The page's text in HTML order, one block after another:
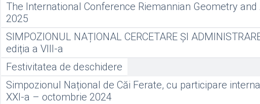
The International Conference Riemannian Geometry
2025
SIMPOZIONUL NAȚIONAL CERCETARE ȘI
ediția a VIII-a
Festivitatea de deschidere
Simpozionul Național de Căi Ferate, cu participare
XXI-a – octombrie 2024